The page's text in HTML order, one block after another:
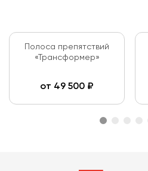
Полоса препятствий
«Трансформер»
от 49 500 ₽